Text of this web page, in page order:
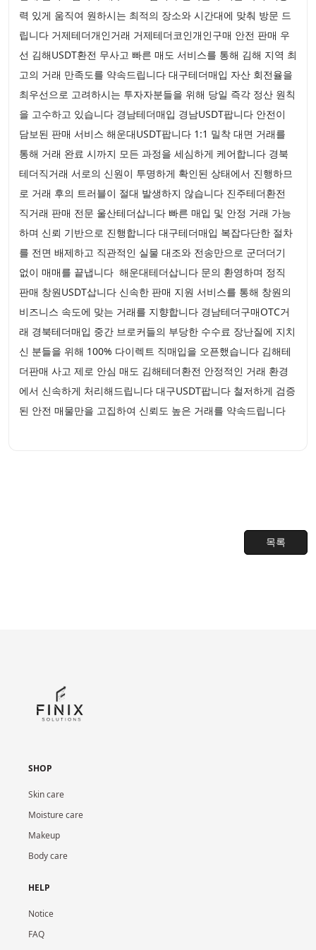
력 있게 움직여 원하시는 최적의 장소와 시간대에 맞춰 방문 드
립니다 거제테더개인거래 거제테더코인개인구매 안전 판매 우
선 김해USDT환전 무사고 빠른 매도 서비스를 통해 김해 지역 최
고의 거래 만족도를 약속드립니다 대구테더매입 자산 회전율을
최우선으로 고려하시는 투자자분들을 위해 당일 즉각 정산 원칙
을 고수하고 있습니다 경남테더매입 경남USDT팝니다 안전이
담보된 판매 서비스 해운대USDT팝니다 1:1 밀착 대면 거래를
통해 거래 완료 시까지 모든 과정을 세심하게 케어합니다 경북
테더직거래 서로의 신원이 투명하게 확인된 상태에서 진행하므
로 거래 후의 트러블이 절대 발생하지 않습니다 진주테더환전
직거래 판매 전문 울산테더삽니다 빠른 매입 및 안정 거래 가능
하며 신뢰 기반으로 진행합니다 대구테더매입 복잡다단한 절차
를 전면 배제하고 직관적인 실물 대조와 전송만으로 군더더기
없이 매매를 끝냅니다 해운대테더삽니다 문의 환영하며 정직
판매 창원USDT삽니다 신속한 판매 지원 서비스를 통해 창원의
비즈니스 속도에 맞는 거래를 지향합니다 경남테더구매OTC거
래 경북테더매입 중간 브로커들의 부당한 수수료 장난질에 지치
신 분들을 위해 100% 다이렉트 직매입을 오픈했습니다 김해테
더판매 사고 제로 안심 매도 김해테더환전 안정적인 거래 환경
에서 신속하게 처리해드립니다 대구USDT팝니다 철저하게 검증
된 안전 매물만을 고집하여 신뢰도 높은 거래를 약속드립니다
목록
SHOP
Skin care
Moisture care
Makeup
Body care
HELP
Notice
FAQ